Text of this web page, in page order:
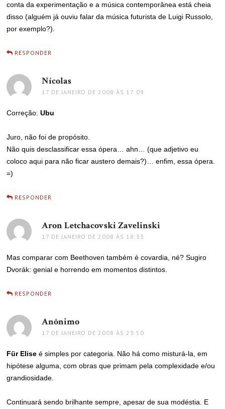
conta da experimentação e a música contemporânea está cheia
disso (alguém já ouviu falar da música futurista de Luigi Russolo,
por exemplo?).
RESPONDER
Nícolas
17 DE JANEIRO DE 2008 ÀS 17:09
Correção:Ubu
Juro, não foi de propósito.
Não quis desclassificar essa ópera… ahn… (que adjetivo eu
coloco aqui para não ficar austero demais?)… enfim, essa ópera.
=)
RESPONDER
Aron Letchacovski Zavelinski
17 DE JANEIRO DE 2008 ÀS 18:33
Mas comparar com Beethoven também é covardia, né? Sugiro
Dvorák: genial e horrendo em momentos distintos.
RESPONDER
Anônimo
17 DE JANEIRO DE 2008 ÀS 23:50
Für Elise é simples por categoria. Não há como misturá-la, em
hipótese alguma, com obras que primam pela complexidade e/ou
grandiosidade.
Continuará sendo brilhante sempre, apesar de sua modéstia. E